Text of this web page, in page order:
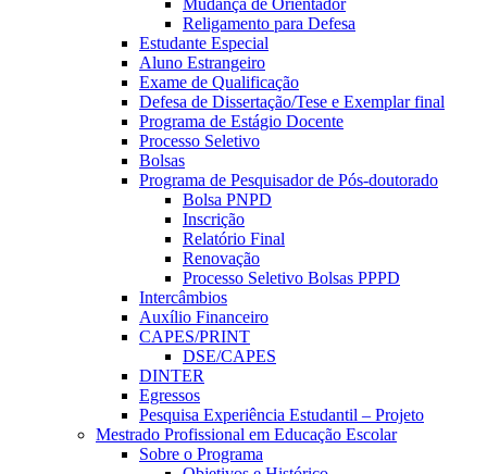
Mudança de Orientador
Religamento para Defesa
Estudante Especial
Aluno Estrangeiro
Exame de Qualificação
Defesa de Dissertação/Tese e Exemplar final
Programa de Estágio Docente
Processo Seletivo
Bolsas
Programa de Pesquisador de Pós-doutorado
Bolsa PNPD
Inscrição
Relatório Final
Renovação
Processo Seletivo Bolsas PPPD
Intercâmbios
Auxílio Financeiro
CAPES/PRINT
DSE/CAPES
DINTER
Egressos
Pesquisa Experiência Estudantil – Projeto
Mestrado Profissional em Educação Escolar
Sobre o Programa